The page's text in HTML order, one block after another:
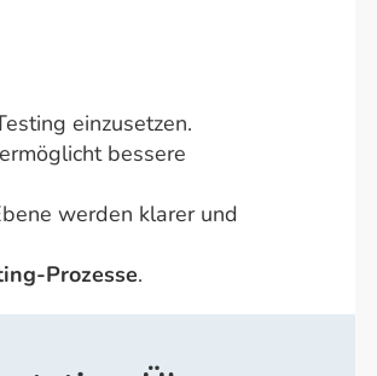
einzusetzen.
bessere
werden klarer und
Prozesse.